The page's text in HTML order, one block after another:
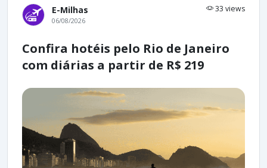
E-Milhas 33 views
06/08/2026
Confira hotéis pelo Rio de Janeiro
com diárias a partir de R$ 219